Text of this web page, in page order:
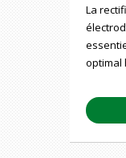
La
optimal